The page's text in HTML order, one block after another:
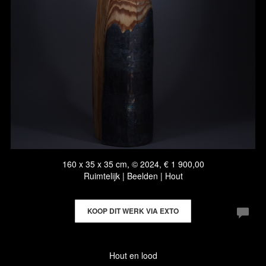
160 x 35 x 35 cm, © 2024, € 1 900,00
Ruimtelijk | Beelden | Hout
KOOP DIT WERK VIA EXTO
Hout en lood